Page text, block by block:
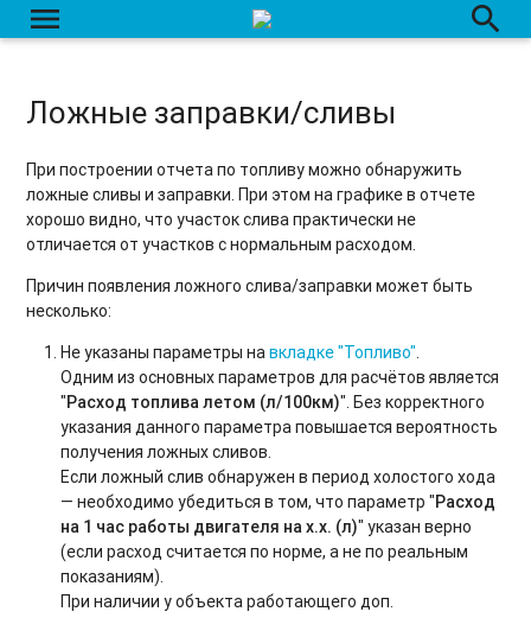
menu search
Ложные заправки/сливы
При построении отчета по топливу можно обнаружить
ложные сливы и заправки. При этом на графике в отчете
хорошо видно, что участок слива практически не
отличается от участков с нормальным расходом.
Причин появления ложного слива/заправки может быть
несколько:
Не указаны параметры навкладке "Топливо".
Одним из основных параметров для расчётов является
"Расход топлива летом (л/100км)". Без корректного
указания данного параметра повышается вероятность
получения ложных сливов.
Если ложный слив обнаружен в период холостого хода
— необходимо убедиться в том, что параметр "Расход
на 1 час работы двигателя на х.х. (л)" указан верно
(если расход считается по норме, а не по реальным
показаниям).
При наличии у объекта работающего доп.